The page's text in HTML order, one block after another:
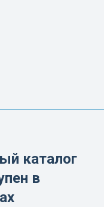
каталог
в